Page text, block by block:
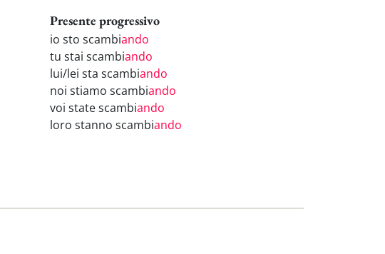
Presente progressivo
io sto scambiando
tu stai scambiando
lui/lei sta scambiando
noi stiamo scambiando
voi state scambiando
loro stanno scambiando